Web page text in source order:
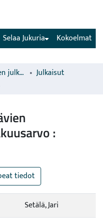
(current) Kokoelmat
Selaa Jukuria
Luonnonvarakeskuksen julkaisut
Julkaisut
:
tiedot
Setälä, Jari